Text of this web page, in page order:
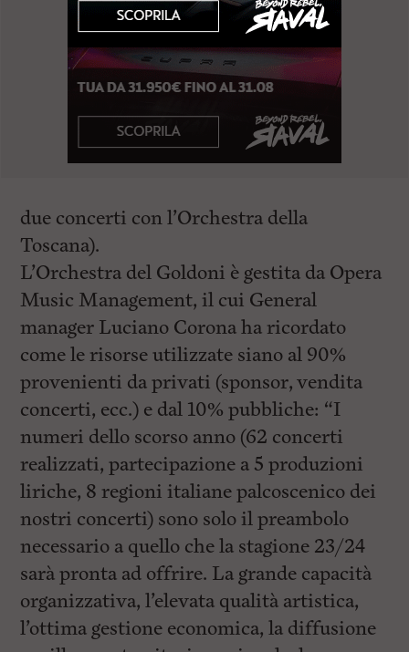
due concerti con l’Orchestra della
Toscana).
L’Orchestra del Goldoni è gestita da Opera
Music Management, il cui General
manager Luciano Corona ha ricordato
come le risorse utilizzate siano al 90%
provenienti da privati (sponsor, vendita
concerti, ecc.) e dal 10% pubbliche: “I
numeri dello scorso anno (62 concerti
realizzati, partecipazione a 5 produzioni
liriche, 8 regioni italiane palcoscenico dei
nostri concerti) sono solo il preambolo
necessario a quello che la stagione 23/24
sarà pronta ad offrire. La grande capacità
organizzativa, l’elevata qualità artistica,
l’ottima gestione economica, la diffusione